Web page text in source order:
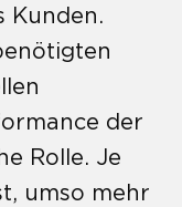
Kunden.
der
Rolle. Je
umso mehr